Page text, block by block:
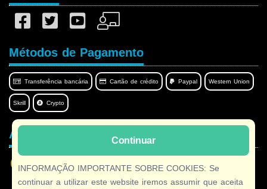
Continuar
INFORMAÇÃO IMPORTANTE SOBRE COOKIES: Se
continuar a utilizar este website iremos assumir que aceita
Métodos de Pagamento
Transferência bancária Cartão de crédito Paypal Western Union
Skrill Crypto
Afilnet no seu idioma